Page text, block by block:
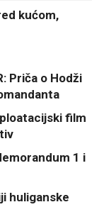
kućom,
Priča o Hodži
film
1 i
huliganske